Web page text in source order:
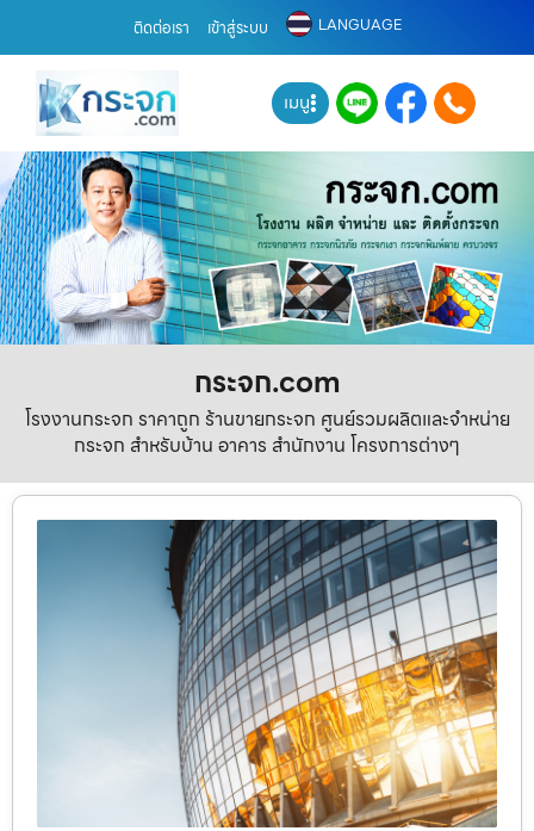
ติดต่อเรา เข้าสู่ระบบ LANGUAGE
เมนู
กระจก.com
โรงงานกระจก ราคาถูก ร้านขายกระจก ศูนย์รวมผลิตและจำหน่าย
กระจก สำหรับบ้าน อาคาร สำนักงาน โครงการต่างๆ